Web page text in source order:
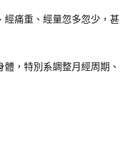
痛重、經量忽多忽少，甚
，特別系調整月經周期、